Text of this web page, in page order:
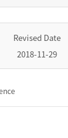
Revised Date
2018-11-29